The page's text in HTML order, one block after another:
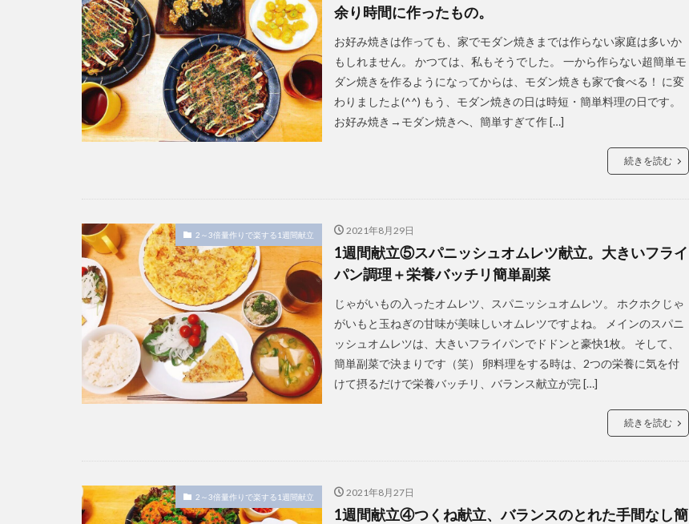
余り時間に作ったもの。
お好み焼きは作っても、家でモダン焼きまでは作らない家庭は多いか
もしれません。 かつては、私もそうでした。 一から作らない超簡単モ
ダン焼きを作るようになってからは、モダン焼きも家で食べる！ に変
わりましたよ(^^) もう、モダン焼きの日は時短・簡単料理の日です。
お好み焼き→モダン焼きへ、簡単すぎて作 […]
続きを読む
2～3倍量作りで楽する1週間献立 2021年8月29日
1週間献立⑤スパニッシュオムレツ献立。大きいフライ
パン調理＋栄養バッチリ簡単副菜
じゃがいもの入ったオムレツ、スパニッシュオムレツ。 ホクホクじゃ
がいもと玉ねぎの甘味が美味しいオムレツですよね。 メインのスパニ
ッシュオムレツは、大きいフライパンでドドンと豪快1枚。 そして、
簡単副菜で決まりです（笑） 卵料理をする時は、2つの栄養に気を付
けて摂るだけで栄養バッチリ、バランス献立が完 […]
続きを読む
2～3倍量作りで楽する1週間献立 2021年8月27日
1週間献立④つくね献立、バランスのとれた手間なし簡